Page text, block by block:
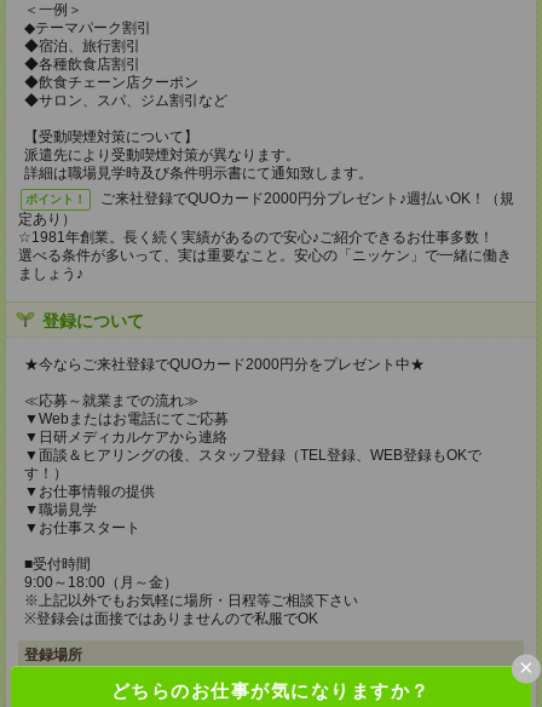
どちらのお仕事が気になりますか？
×
＜一例＞
◆テーマパーク割引
◆宿泊、旅行割引
◆各種飲食店割引
◆飲食チェーン店クーポン
◆サロン、スパ、ジム割引など
【受動喫煙対策について】
派遣先により受動喫煙対策が異なります。
詳細は職場見学時及び条件明示書にて通知致します。
ポイント！
ご来社登録でQUOカード2000円分プレゼント♪週払いOK！（規
定あり）
☆1981年創業。長く続く実績があるので安心♪ご紹介できるお仕事多数！
選べる条件が多いって、実は重要なこと。安心の「ニッケン」で一緒に働き
ましょう♪
登録について
★今ならご来社登録でQUOカード2000円分をプレゼント中★
≪応募～就業までの流れ≫
▼Webまたはお電話にてご応募
▼日研メディカルケアから連絡
▼面談＆ヒアリングの後、スタッフ登録（TEL登録、WEB登録もOKで
す！）
▼お仕事情報の提供
▼職場見学
▼お仕事スタート
■受付時間
9:00～18:00（月～金）
※上記以外でもお気軽に場所・日程等ご相談下さい
※登録会は面接ではありませんので私服でOK
登録場所
メディカルケア事業部 新潟オフィス